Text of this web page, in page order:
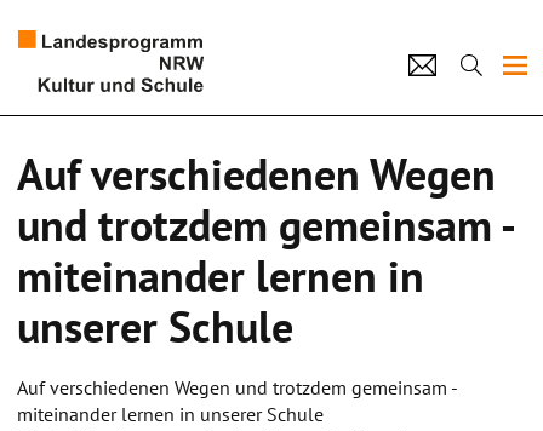
Künstlerpool
Kultur und Schule
Auf verschiedenen Wegen
und trotzdem gemeinsam -
miteinander lernen in
unserer Schule
Auf verschiedenen Wegen und trotzdem gemeinsam -
miteinander lernen in unserer Schule